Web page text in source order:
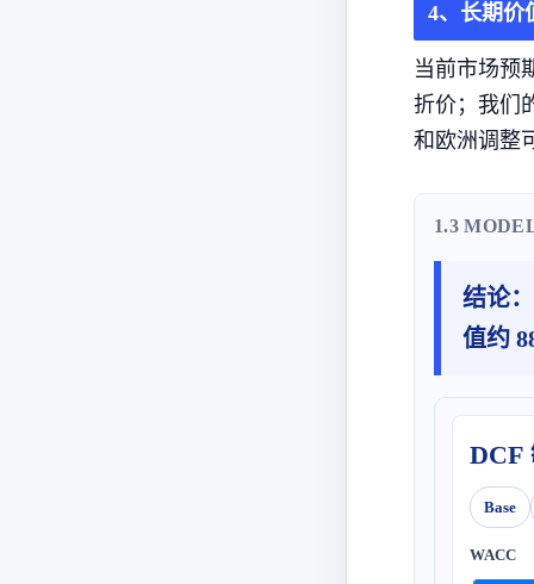
4、长期价
当前市场预
折价；我们
和欧洲调整
1.3
结论：
值约
DCF
Base